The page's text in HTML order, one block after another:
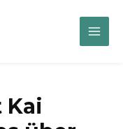
Main